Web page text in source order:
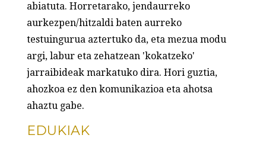
abiatuta. Horretarako, jendaurreko
aurkezpen/hitzaldi baten aurreko
testuingurua aztertuko da, eta mezua modu
argi, labur eta zehatzean 'kokatzeko'
jarraibideak markatuko dira. Hori guztia,
ahozkoa ez den komunikazioa eta ahotsa
ahaztu gabe.
EDUKIAK